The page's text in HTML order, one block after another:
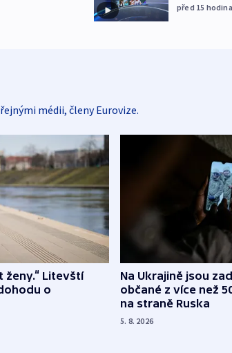
před 15
médii, členy Eurovize.
ženy.“ Litevští
o
Na Ukrajině jsou
občané z více než
na straně Ruska
5. 8. 2026